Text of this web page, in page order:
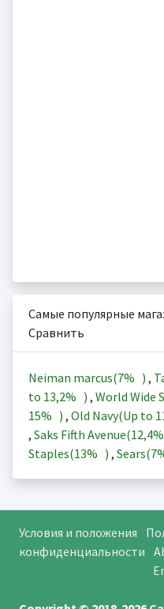
Самые популярные
Сравнить
Neiman marcus(7% ) ,
to 13,2% ) , World Wide
15% ) , Old Navy(Up to
, Saks Fifth Avenue(12,4%
Staples(13% ) , Sears(
Условия и положения
конфиденциальности